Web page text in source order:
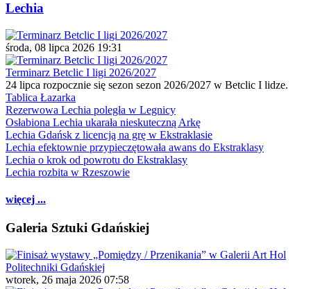
Lechia
środa, 08 lipca 2026 19:31
Terminarz Betclic I ligi 2026/2027
24 lipca rozpocznie się sezon sezon 2026/2027 w Betclic I lidze.
Tablica Łazarka
Rezerwowa Lechia poległa w Legnicy
Osłabiona Lechia ukarała nieskuteczną Arkę
Lechia Gdańsk z licencją na grę w Ekstraklasie
Lechia efektownie przypieczętowała awans do Ekstraklasy
Lechia o krok od powrotu do Ekstraklasy
Lechia rozbita w Rzeszowie
więcej ...
Galeria Sztuki Gdańskiej
wtorek, 26 maja 2026 07:58